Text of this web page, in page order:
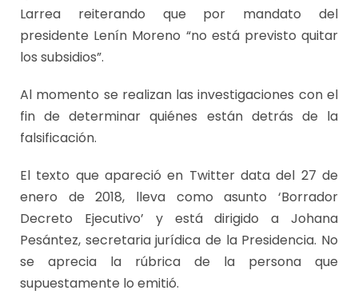
Larrea reiterando que por mandato del
presidente Lenín Moreno “no está previsto quitar
los subsidios”.
Al momento se realizan las investigaciones con el
fin de determinar quiénes están detrás de la
falsificación.
El texto que apareció en Twitter data del 27 de
enero de 2018, lleva como asunto ‘Borrador
Decreto Ejecutivo’ y está dirigido a Johana
Pesántez, secretaria jurídica de la Presidencia. No
se aprecia la rúbrica de la persona que
supuestamente lo emitió.